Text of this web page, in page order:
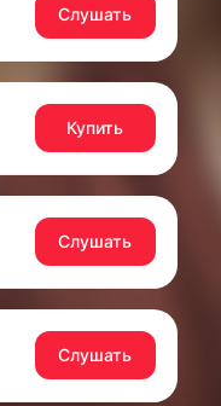
Слушать
Купить
Слушать
Слушать